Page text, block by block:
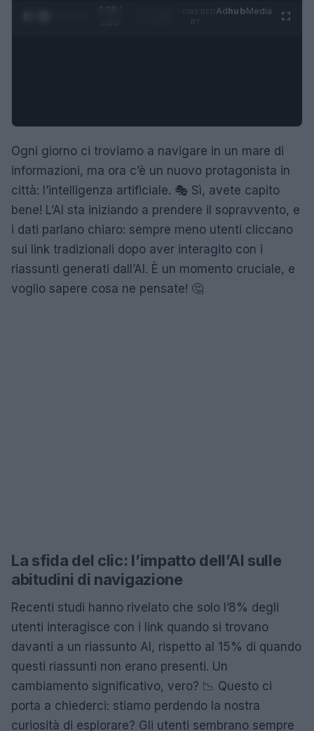
0:29 /
AdhubMedia
Ogni giorno ci troviamo a navigare in un mare di
informazioni, ma ora c’è un nuovo protagonista in
città: l’intelligenza artificiale. 🎭 Sì, avete capito
bene! L’AI sta iniziando a prendere il sopravvento, e
i dati parlano chiaro: sempre meno utenti cliccano
sui link tradizionali dopo aver interagito con i
riassunti generati dall’AI. È un momento cruciale, e
voglio sapere cosa ne pensate! 🤔
La sfida del clic: l’impatto dell’AI sulle
abitudini di navigazione
Recenti studi hanno rivelato che solo l’8% degli
utenti interagisce con i link quando si trovano
davanti a un riassunto AI, rispetto al 15% di quando
questi riassunti non erano presenti. Un
cambiamento significativo, vero? 📉 Questo ci
porta a chiederci: stiamo perdendo la nostra
curiosità di esplorare? Gli utenti sembrano sempre